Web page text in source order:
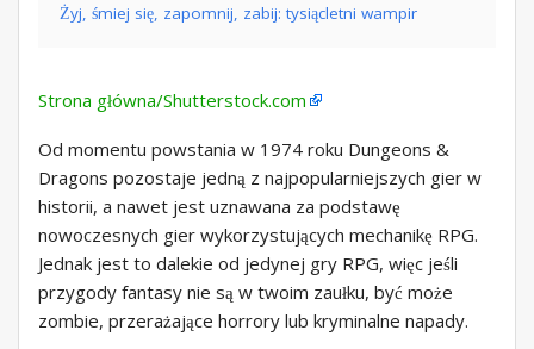
Żyj, śmiej się, zapomnij, zabij: tysiącletni wampir
Strona główna/Shutterstock.com
Od momentu powstania w 1974 roku Dungeons &
Dragons pozostaje jedną z najpopularniejszych gier w
historii, a nawet jest uznawana za podstawę
nowoczesnych gier wykorzystujących mechanikę RPG.
Jednak jest to dalekie od jedynej gry RPG, więc jeśli
przygody fantasy nie są w twoim zaułku, być może
zombie, przerażające horrory lub kryminalne napady.